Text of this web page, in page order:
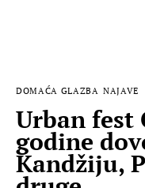
DOMAĆA GLAZBA NAJAVE
Urban fest
godine
Kandžiju,